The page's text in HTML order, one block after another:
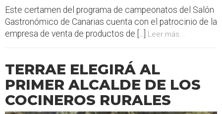
Este certamen del programa de campeonatos del Salón
Gastronómico de Canarias cuenta con el patrocinio de la
empresa de venta de productos de [...]
Leer más...
TERRAE ELEGIRÁ AL
PRIMER ALCALDE DE LOS
COCINEROS RURALES